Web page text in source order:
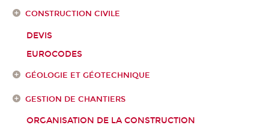
CONSTRUCTION CIVILE
DEVIS
EUROCODES
GÉOLOGIE ET GÉOTECHNIQUE
GESTION DE CHANTIERS
ORGANISATION DE LA CONSTRUCTION